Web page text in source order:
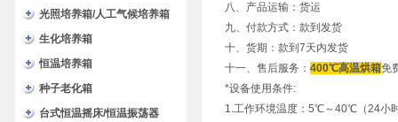
光照培养箱/人工气候培养箱
生化培养箱
恒温培养箱
种子老化箱
台式恒温摇床/恒温振荡器
八、产品运输：货运
九、付款方式：款到发货
十、货期：款到7天内发货
十一、售后服务： 400℃高温烘箱免
*设备使用条件:
1.工作环境温度：5℃～40℃（24小